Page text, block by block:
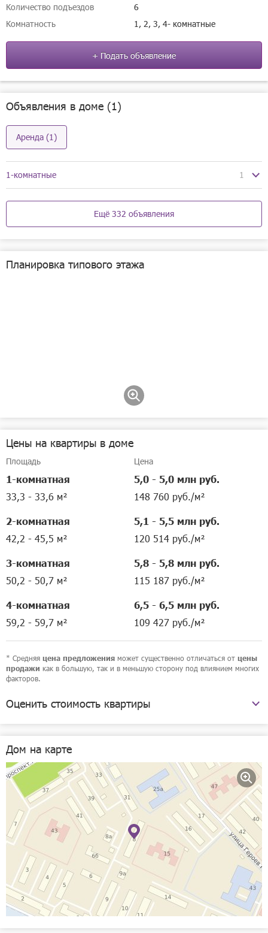
Количество подъездов
6
Комнатность
1, 2, 3, 4- комнатные
+ Подать объявление
Объявления в доме (1)
Аренда (1)
1-комнатные 1
Позвонить
Ещё 332 объявления
Планировка типового этажа
Цены на квартиры в доме
Площадь Цена
1-комнатная
33,3 - 33,6 м²
5,0 - 5,0 млн руб.
148 760 руб./м²
2-комнатная
42,2 - 45,5 м²
5,1 - 5,5 млн руб.
120 514 руб./м²
3-комнатная
50,2 - 50,7 м²
5,8 - 5,8 млн руб.
115 187 руб./м²
4-комнатная
59,2 - 59,7 м²
6,5 - 6,5 млн руб.
109 427 руб./м²
* Средняя цена предложения может существенно отличаться от цены
продажи как в большую, так и в меньшую сторону под влиянием многих
факторов.
Оценить стоимость квартиры
Рассчитать
Дом на карте